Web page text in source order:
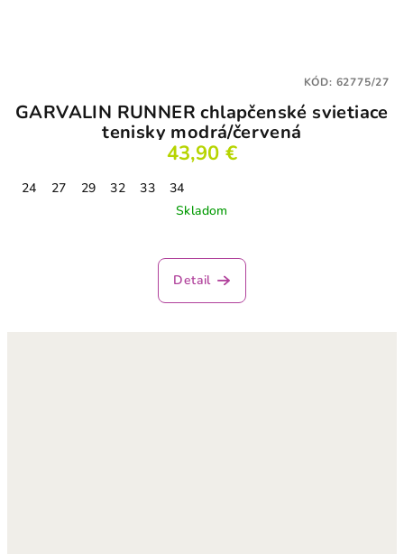
GARVALIN RUNNER chlapčenské svietiace
tenisky modrá/červená
43,90 €
24 27 29 32 33
34
Skladom
Detail
KÓD: 62775/27